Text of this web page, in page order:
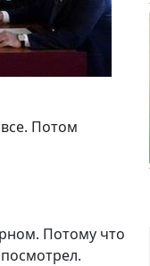
Потом
Потому что